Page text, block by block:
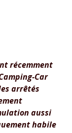
récemment
Car
arrêtés
aussi
habile